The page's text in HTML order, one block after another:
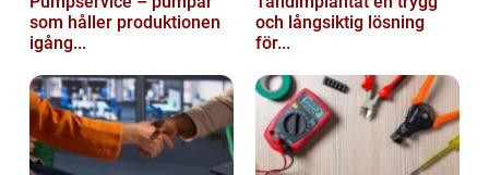
som håller produktionen
igång...
och långsiktig lösning
för...